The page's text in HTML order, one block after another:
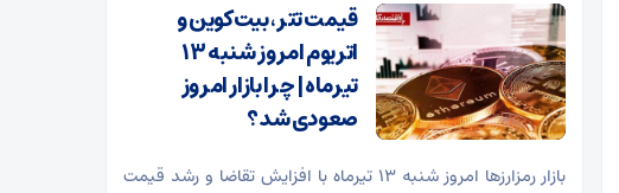
قیمت تتر، بیت‌کوین و
اتریوم امروز شنبه ۱۳
تیرماه | چرا بازار امروز
صعودی شد؟
بازار رمزارزها امروز شنبه ۱۳ تیرماه با افزایش تقاضا و رشد قیمت